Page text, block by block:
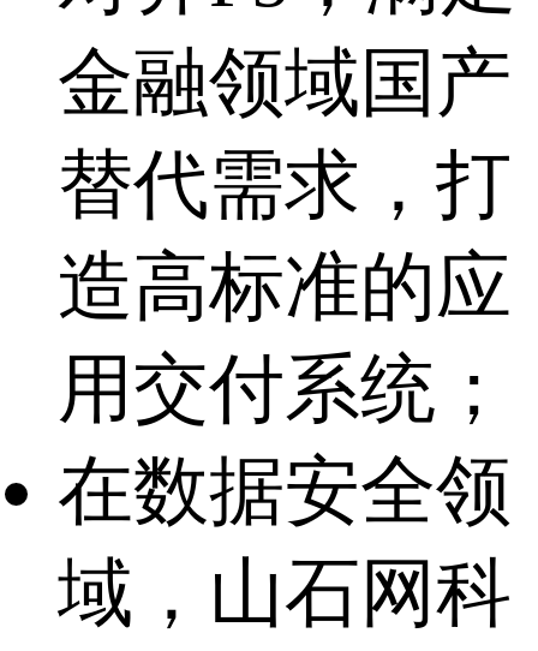
金融领域国产
替代需求，打
造高标准的应
用交付系统；
在数据安全领
域，山石网科